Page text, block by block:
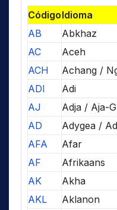
CódigoIdioma
AB
Abkhaz
AC
Aceh
ACH
Achang /
ADI
Adi
AJ
Adja / Aja-
AD
Adygea /
AFA
Afar
AF
Afrikaans
AK
Akha
AKL
Aklanon